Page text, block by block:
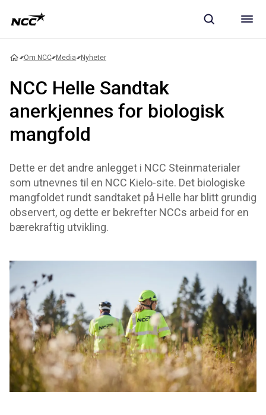
Om NCC Media Nyheter
NCC Helle Sandtak
anerkjennes for biologisk
mangfold
Dette er det andre anlegget i NCC Steinmaterialer
som utnevnes til en NCC Kielo-site. Det biologiske
mangfoldet rundt sandtaket på Helle har blitt grundig
observert, og dette er bekrefter NCCs arbeid for en
bærekraftig utvikling.